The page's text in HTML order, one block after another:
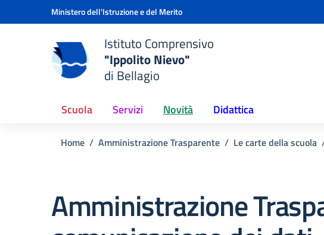
Vai ai contenuti
Vai al menu di navigazioneMinistero dell'Istruzione e del Merito
scuola
Istituto Comprensivo
"Ippolito Nievo"
di Bellagio
Scuola Servizi Novità Didattica
Home Amministrazione Trasparente Le carte della scuola
Amministrazione